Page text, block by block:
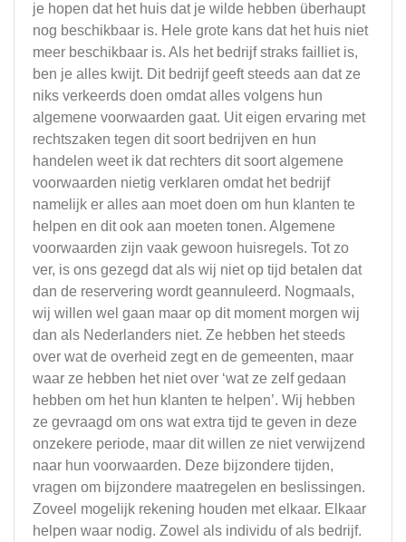
je hopen dat het huis dat je wilde hebben überhaupt
nog beschikbaar is. Hele grote kans dat het huis niet
meer beschikbaar is. Als het bedrijf straks failliet is,
ben je alles kwijt. Dit bedrijf geeft steeds aan dat ze
niks verkeerds doen omdat alles volgens hun
algemene voorwaarden gaat. Uit eigen ervaring met
rechtszaken tegen dit soort bedrijven en hun
handelen weet ik dat rechters dit soort algemene
voorwaarden nietig verklaren omdat het bedrijf
namelijk er alles aan moet doen om hun klanten te
helpen en dit ook aan moeten tonen. Algemene
voorwaarden zijn vaak gewoon huisregels. Tot zo
ver, is ons gezegd dat als wij niet op tijd betalen dat
dan de reservering wordt geannuleerd. Nogmaals,
wij willen wel gaan maar op dit moment morgen wij
dan als Nederlanders niet. Ze hebben het steeds
over wat de overheid zegt en de gemeenten, maar
waar ze hebben het niet over ‘wat ze zelf gedaan
hebben om het hun klanten te helpen’. Wij hebben
ze gevraagd om ons wat extra tijd te geven in deze
onzekere periode, maar dit willen ze niet verwijzend
naar hun voorwaarden. Deze bijzondere tijden,
vragen om bijzondere maatregelen en beslissingen.
Zoveel mogelijk rekening houden met elkaar. Elkaar
helpen waar nodig. Zowel als individu of als bedrijf.